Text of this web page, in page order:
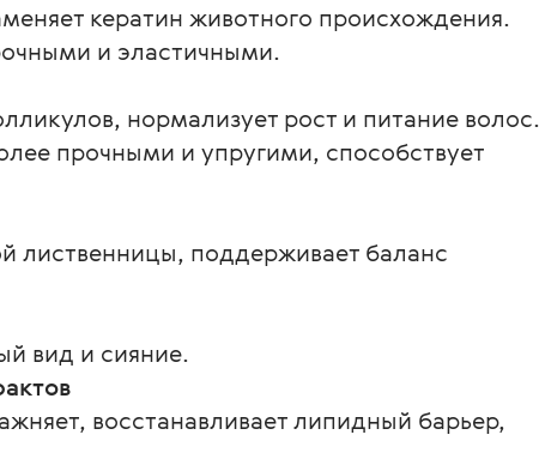
кератин животного происхождения.
и эластичными.
нормализует рост и питание волос.
прочными и упругими, способствует
лиственницы, поддерживает баланс
вид и сияние.
восстанавливает липидный барьер,